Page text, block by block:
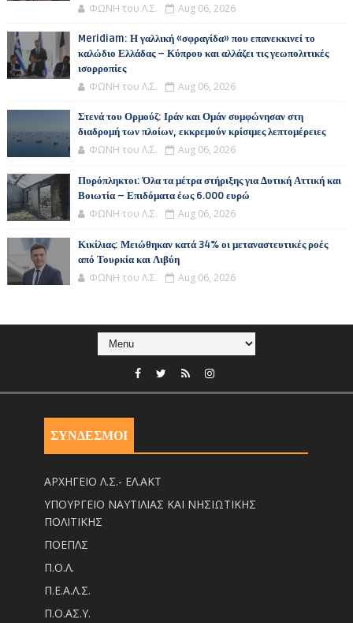
ΦΩΝΗ του Λ.Σ. Aug 06, 2026
Meridiam: Η γαλλική «σφραγίδα» που επανεκκινεί το
καλώδιο Ελλάδας – Κύπρου και αλλάζει τις γεωπολιτικές
ισορροπίες
ΦΩΝΗ του Λ.Σ. Aug 06, 2026
Στενά του Ορμούζ: Ιράν και Ομάν συμφώνησαν στη
διαδρομή των πλοίων, εκκρεμούν κρίσιμες λεπτομέρειες
ΦΩΝΗ του Λ.Σ. Aug 06, 2026
Πυρόπληκτοι: Όλα τα μέτρα στήριξης για Δυτική Αττική και
Βοιωτία – Επιδόματα έως 6.000 ευρώ
ΦΩΝΗ του Λ.Σ. Aug 06, 2026
Κικίλιας: Μειώθηκαν κατά 34% οι μεταναστευτικές ροές
από Τουρκία και Λιβύη
ΦΩΝΗ του Λ.Σ. Aug 06, 2026
ΣΥΝΔΕΣΜΟΙ
ΑΡΧΗΓΕΙΟ Λ.Σ.- ΕΛ.ΑΚΤ
ΥΠΟΥΡΓΕΙΟ ΝΑΥΤΙΛΙΑΣ ΚΑΙ ΝΗΣΙΩΤΙΚΗΣ
ΠΟΛΙΤΙΚΗΣ
ΠΟΕΠΛΣ
Π.Ο.Λ.
Π.Ε.Α.Λ.Σ.
Π.Ο.ΑΣ.Υ.